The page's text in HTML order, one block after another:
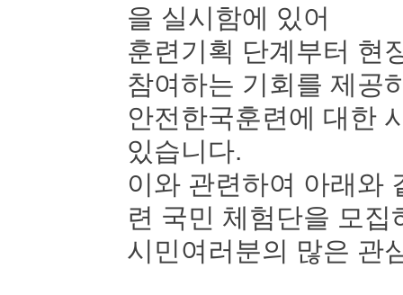
을 실시함에 있어
훈련기획 단계부터 현
참여하는 기회를 제공
안전한국훈련에 대한
있습니다.
이와 관련하여 아래와
련 국민 체험단을 모집
시민여러분의 많은 관